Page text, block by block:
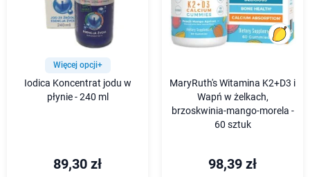
Więcej opcji+
Iodica Koncentrat jodu w
płynie - 240 ml
89,30 zł
MaryRuth's Witamina K2+D3 i
Wapń w żelkach,
brzoskwinia-mango-morela -
60 sztuk
98,39 zł